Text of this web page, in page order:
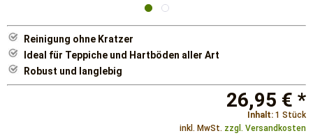
Reinigung ohne Kratzer
Ideal für Teppiche und Hartböden aller Art
Robust und langlebig
26,95 € *
Inhalt: 1 Stück
inkl. MwSt. zzgl. Versandkosten